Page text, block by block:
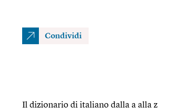
Condividi
Il dizionario di italiano dalla a alla z